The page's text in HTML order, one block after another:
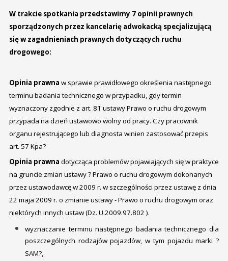
W trakcie spotkania przedstawimy 7 opinii prawnych
sporządzonych przez kancelarię adwokacką specjalizującą
się w zagadnieniach prawnych dotyczących ruchu
drogowego:
Opinia prawna w sprawie prawidłowego określenia następnego
terminu badania technicznego w przypadku, gdy termin
wyznaczony zgodnie z art. 81 ustawy Prawo o ruchu drogowym
przypada na dzień ustawowo wolny od pracy. Czy pracownik
organu rejestrującego lub diagnosta winien zastosować przepis
art. 57 Kpa?
Opinia prawna dotycząca problemów pojawiających się w praktyce
na gruncie zmian ustawy ? Prawo o ruchu drogowym dokonanych
przez ustawodawcę w 2009 r. w szczególności przez ustawę z dnia
22 maja 2009 r. o zmianie ustawy - Prawo o ruchu drogowym oraz
niektórych innych ustaw (Dz. U.2009.97.802 ).
wyznaczanie terminu następnego badania technicznego dla
poszczególnych rodzajów pojazdów, w tym pojazdu marki ?
SAM?,